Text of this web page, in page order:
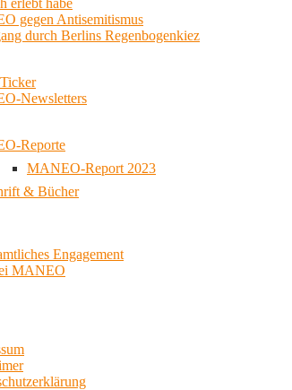
erlebt habe
gegen Antisemitismus
durch Berlins Regenbogenkiez
Newsletters
Reporte
MANEO-Report 2023
& Bücher
Engagement
MANEO